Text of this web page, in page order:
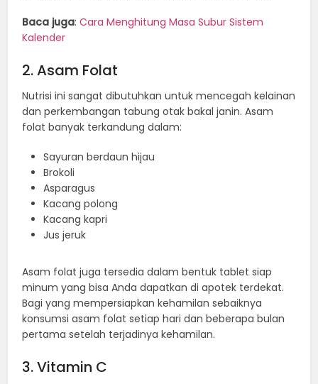
Baca juga:Cara Menghitung Masa Subur Sistem
Kalender
2. Asam Folat
Nutrisi ini sangat dibutuhkan untuk mencegah kelainan
dan perkembangan tabung otak bakal janin. Asam
folat banyak terkandung dalam:
Sayuran berdaun hijau
Brokoli
Asparagus
Kacang polong
Kacang kapri
Jus jeruk
Asam folat juga tersedia dalam bentuk tablet siap
minum yang bisa Anda dapatkan di apotek terdekat.
Bagi yang mempersiapkan kehamilan sebaiknya
konsumsi asam folat setiap hari dan beberapa bulan
pertama setelah terjadinya kehamilan.
3. Vitamin C